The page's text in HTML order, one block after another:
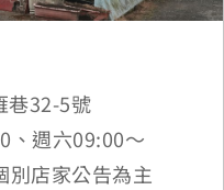
巷32-5號
、週六09:00～
別店家公告為主